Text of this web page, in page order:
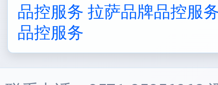
品控服务 拉萨品牌品控服
品控服务